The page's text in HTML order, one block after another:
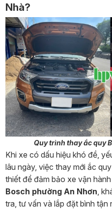
Nhà?
Quy trình thay ắc quy
Khi xe có dấu hiệu khó đề,
lâu ngày, việc thay mới ắc
thiết để đảm bảo xe vận
Bosch phường An Nhơn ,
tra, tư vấn và lắp đặt bình tận